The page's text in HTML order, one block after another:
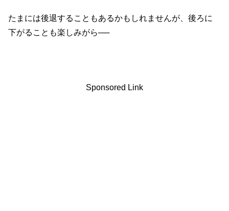
たまには後退することもあるかもしれませんが、後ろに
下がることも楽しみがら──
Sponsored Link